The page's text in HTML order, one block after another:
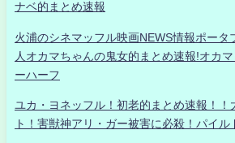
ナベ的まとめ速報
火浦のシネマッフル映画NEWS情報ポータ
人オカマちゃんの鬼女的まとめ速報!オカ
ーハーフ
ユカ・ヨネッフル！初老的まとめ速報！！
ト！害獣神アリ・ガー被害に必殺！パイル